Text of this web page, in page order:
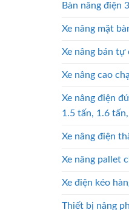
Bàn nâng điện
Xe nâng mặt
Xe nâng bán tự
Xe nâng cao
Xe nâng điện
1.5 tấn, 1.6
Xe nâng điện
Xe nâng pallet
Xe điện kéo
Thiết bị nâng